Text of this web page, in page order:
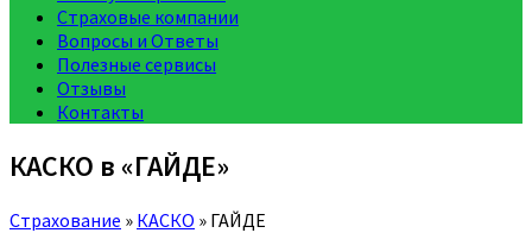
Страховые компании
Вопросы и Ответы
Полезные сервисы
Отзывы
Контакты
КАСКО в «ГАЙДЕ»
Страхование » КАСКО » ГАЙДЕ